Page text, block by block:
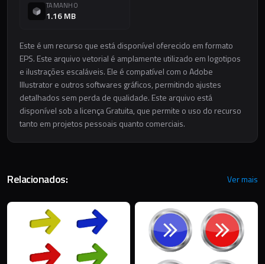
TAMANHO
1.16 MB
Este é um recurso que está disponível oferecido em formato
EPS. Este arquivo vetorial é amplamente utilizado em logotipos
e ilustrações escaláveis. Ele é compatível com o Adobe
Illustrator e outros softwares gráficos, permitindo ajustes
detalhados sem perda de qualidade. Este arquivo está
disponível sob a licença Gratuita, que permite o uso do recurso
tanto em projetos pessoais quanto comerciais.
Relacionados: Ver mais